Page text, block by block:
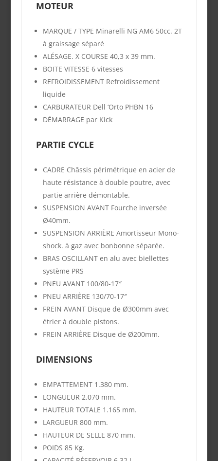
MOTEUR
MARQUE / TYPE Minarelli NG AM6 50cc. 2T
à graissage séparé
ALÉSAGE. X COURSE 40,3 x 39 mm.
BOITE VITESSE 6 vitesses
REFROIDISSEMENT Refroidissement
liquide
CARBURATEUR Dell ‘Orto PHBN 16
DÉMARRAGE par Kick
PARTIE CYCLE
CADRE Châssis périmétrique en acier de
haute résistance à double poutre, avec
partie arrière démontable.
SUSPENSION AVANT Fourche inversée
Ø40mm.
SUSPENSION ARRIÈRE Amortisseur Mono-
shock. à gaz avec bonbonne séparée.
BRAS OSCILLANT en alu avec biellettes
système PRS
PNEU AVANT 100/80-17″
PNEU ARRIÈRE 130/70-17″
FREIN AVANT Disque de Ø300mm avec
étrier à double pistons.
FREIN ARRIÈRE Disque de Ø200mm.
DIMENSIONS
EMPATTEMENT 1.380 mm.
LONGUEUR 2.070 mm.
HAUTEUR TOTALE 1.165 mm.
LARGUEUR 800 mm.
HAUTEUR DE SELLE 870 mm.
POIDS 85 Kg.